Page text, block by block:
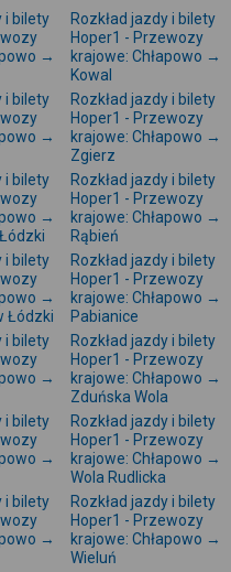
i bilety
→
Rozkład jazdy i bilety
Hoper1 - Przewozy
krajowe: Chłapowo →
Kowal
i bilety
→
Rozkład jazdy i bilety
Hoper1 - Przewozy
krajowe: Chłapowo →
Zgierz
i bilety
→
Rozkład jazdy i bilety
Hoper1 - Przewozy
krajowe: Chłapowo →
Rąbień
i bilety
→
Łódzki
Rozkład jazdy i bilety
Hoper1 - Przewozy
krajowe: Chłapowo →
Pabianice
i bilety
→
Rozkład jazdy i bilety
Hoper1 - Przewozy
krajowe: Chłapowo →
Zduńska Wola
i bilety
→
Rozkład jazdy i bilety
Hoper1 - Przewozy
krajowe: Chłapowo →
Wola Rudlicka
i bilety
→
Rozkład jazdy i bilety
Hoper1 - Przewozy
krajowe: Chłapowo →
Wieluń